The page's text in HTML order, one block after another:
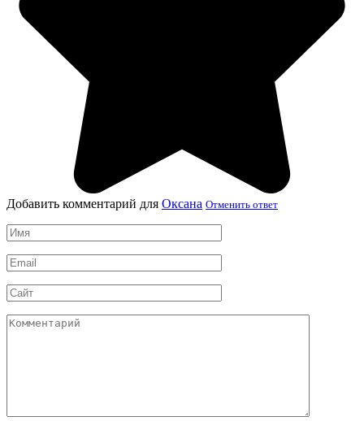
Добавить комментарий для Оксана Отменить ответ
Имя
*
Email
*
Сайт
Комментарий